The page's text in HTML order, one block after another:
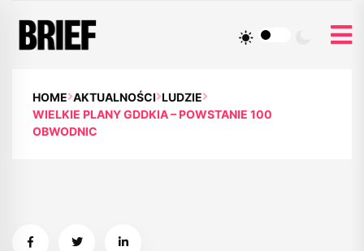
HOME AKTUALNOŚCI LUDZIE
WIELKIE PLANY GDDKIA – POWSTANIE 100
OBWODNIC